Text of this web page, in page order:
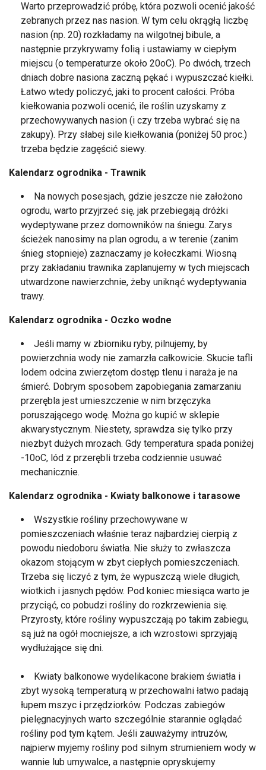
Warto przeprowadzić próbę, która pozwoli ocenić jakość
zebranych przez nas nasion. W tym celu okrągłą liczbę
nasion (np. 20) rozkładamy na wilgotnej bibule, a
następnie przykrywamy folią i ustawiamy w ciepłym
miejscu (o temperaturze około 20oC). Po dwóch, trzech
dniach dobre nasiona zaczną pękać i wypuszczać kiełki.
Łatwo wtedy policzyć, jaki to procent całości. Próba
kiełkowania pozwoli ocenić, ile roślin uzyskamy z
przechowywanych nasion (i czy trzeba wybrać się na
zakupy). Przy słabej sile kiełkowania (poniżej 50 proc.)
trzeba będzie zagęścić siewy.
Kalendarz ogrodnika - Trawnik
Na nowych posesjach, gdzie jeszcze nie założono
ogrodu, warto przyjrzeć się, jak przebiegają dróżki
wydeptywane przez domowników na śniegu. Zarys
ścieżek nanosimy na plan ogrodu, a w terenie (zanim
śnieg stopnieje) zaznaczamy je kołeczkami. Wiosną
przy zakładaniu trawnika zaplanujemy w tych miejscach
utwardzone nawierzchnie, żeby uniknąć wydeptywania
trawy.
Kalendarz ogrodnika - Oczko wodne
Jeśli mamy w zbiorniku ryby, pilnujemy, by
powierzchnia wody nie zamarzła całkowicie. Skucie tafli
lodem odcina zwierzętom dostęp tlenu i naraża je na
śmierć. Dobrym sposobem zapobiegania zamarzaniu
przerębla jest umieszczenie w nim brzęczyka
poruszającego wodę. Można go kupić w sklepie
akwarystycznym. Niestety, sprawdza się tylko przy
niezbyt dużych mrozach. Gdy temperatura spada poniżej
-10oC, lód z przerębli trzeba codziennie usuwać
mechanicznie.
Kalendarz ogrodnika - Kwiaty balkonowe i tarasowe
Wszystkie rośliny przechowywane w
pomieszczeniach właśnie teraz najbardziej cierpią z
powodu niedoboru światła. Nie służy to zwłaszcza
okazom stojącym w zbyt ciepłych pomieszczeniach.
Trzeba się liczyć z tym, że wypuszczą wiele długich,
wiotkich i jasnych pędów. Pod koniec miesiąca warto je
przyciąć, co pobudzi rośliny do rozkrzewienia się.
Przyrosty, które rośliny wypuszczają po takim zabiegu,
są już na ogół mocniejsze, a ich wzrostowi sprzyjają
wydłużające się dni.
Kwiaty balkonowe wydelikacone brakiem światła i
zbyt wysoką temperaturą w przechowalni łatwo padają
łupem mszyc i przędziorków. Podczas zabiegów
pielęgnacyjnych warto szczególnie starannie oglądać
rośliny pod tym kątem. Jeśli zauważymy intruzów,
najpierw myjemy rośliny pod silnym strumieniem wody w
wannie lub umywalce, a następnie opryskujemy